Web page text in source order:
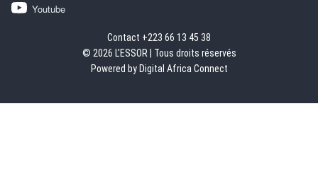
Youtube
Contact +223 66 13 45 38
© 2026 L'ESSOR | Tous droits réservés
Powered by Digital Africa Connect